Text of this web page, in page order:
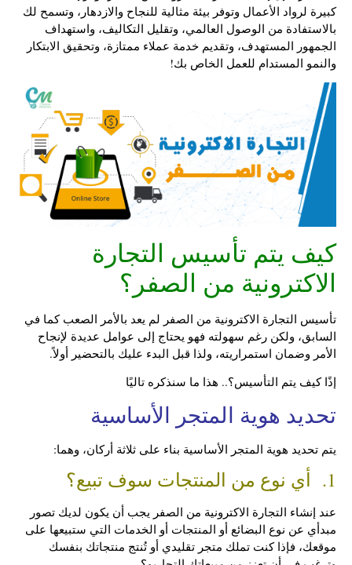
كبيرة لرواد الأعمال وتوفر بيئة مثالية للنجاح والازدهار، وتسمح لك
بالاستفادة من الوصول العالمي، وتقليل التكاليف، واستهداف
الجمهور المستهدف، وتقديم خدمة عملاء ممتازة، وتحقيق الابتكار
والنمو المستدام للعمل الخاص بك!
كيف يتم تأسيس التجارة
الاكترونية من الصفر؟
تأسيس التجارة الاكترونية من الصفر لم يعد بالأمر الصعب كما في
السابق، ولكن رغم سهولته فهو يحتاج إلى عوامل عديدة لإنجاح
الأمر وضمان استمراريته، ولذا قبل البدء عليك بالتحضير أولاً.
إذًا كيف يتم التأسيس؟.. هذا ما سنذكره تاليًا
تحديد هوية المتجر الأساسية
يتم تحديد هوية المتجر الأساسية بناء على ثلاثة أركان، وهما:
1. أي نوع من المنتجات سوف تبيع؟
عند إنشاء التجارة الاكترونية من الصفر يجب أن يكون لديك تصور
مبدأي عن نوع البضائع أو المنتجات أو الخدمات التي ستبيعها على
موقعك، فإذا كنت تملك متجر تقليدي أو تُنتج منتجاتك بنفسك